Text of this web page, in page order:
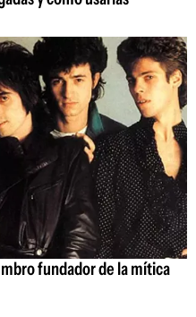
fundador de la mítica